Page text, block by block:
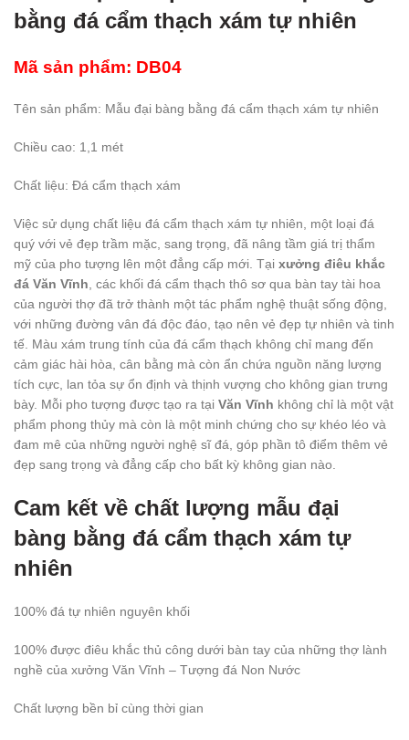
bằng đá cẩm thạch xám tự nhiên
Mã sản phẩm: DB04
Tên sản phẩm: Mẫu đại bàng bằng đá cẩm thạch xám tự nhiên
Chiều cao: 1,1 mét
Chất liệu: Đá cẩm thạch xám
Việc sử dụng chất liệu đá cẩm thạch xám tự nhiên, một loại đá
quý với vẻ đẹp trầm mặc, sang trọng, đã nâng tầm giá trị thẩm
mỹ của pho tượng lên một đẳng cấp mới. Tại xưởng điêu khắc
đá Văn Vĩnh , các khối đá cẩm thạch thô sơ qua bàn tay tài hoa
của người thợ đã trở thành một tác phẩm nghệ thuật sống động,
với những đường vân đá độc đáo, tạo nên vẻ đẹp tự nhiên và tinh
tế. Màu xám trung tính của đá cẩm thạch không chỉ mang đến
cảm giác hài hòa, cân bằng mà còn ẩn chứa nguồn năng lượng
tích cực, lan tỏa sự ổn định và thịnh vượng cho không gian trưng
bày. Mỗi pho tượng được tạo ra tại Văn Vĩnh không chỉ là một vật
phẩm phong thủy mà còn là một minh chứng cho sự khéo léo và
đam mê của những người nghệ sĩ đá, góp phần tô điểm thêm vẻ
đẹp sang trọng và đẳng cấp cho bất kỳ không gian nào.
Cam kết về chất lượng mẫu đại
bàng bằng đá cẩm thạch xám tự
nhiên
100% đá tự nhiên nguyên khối
100% được điêu khắc thủ công dưới bàn tay của những thợ lành
nghề của xưởng Văn Vĩnh – Tượng đá Non Nước
Chất lượng bền bỉ cùng thời gian